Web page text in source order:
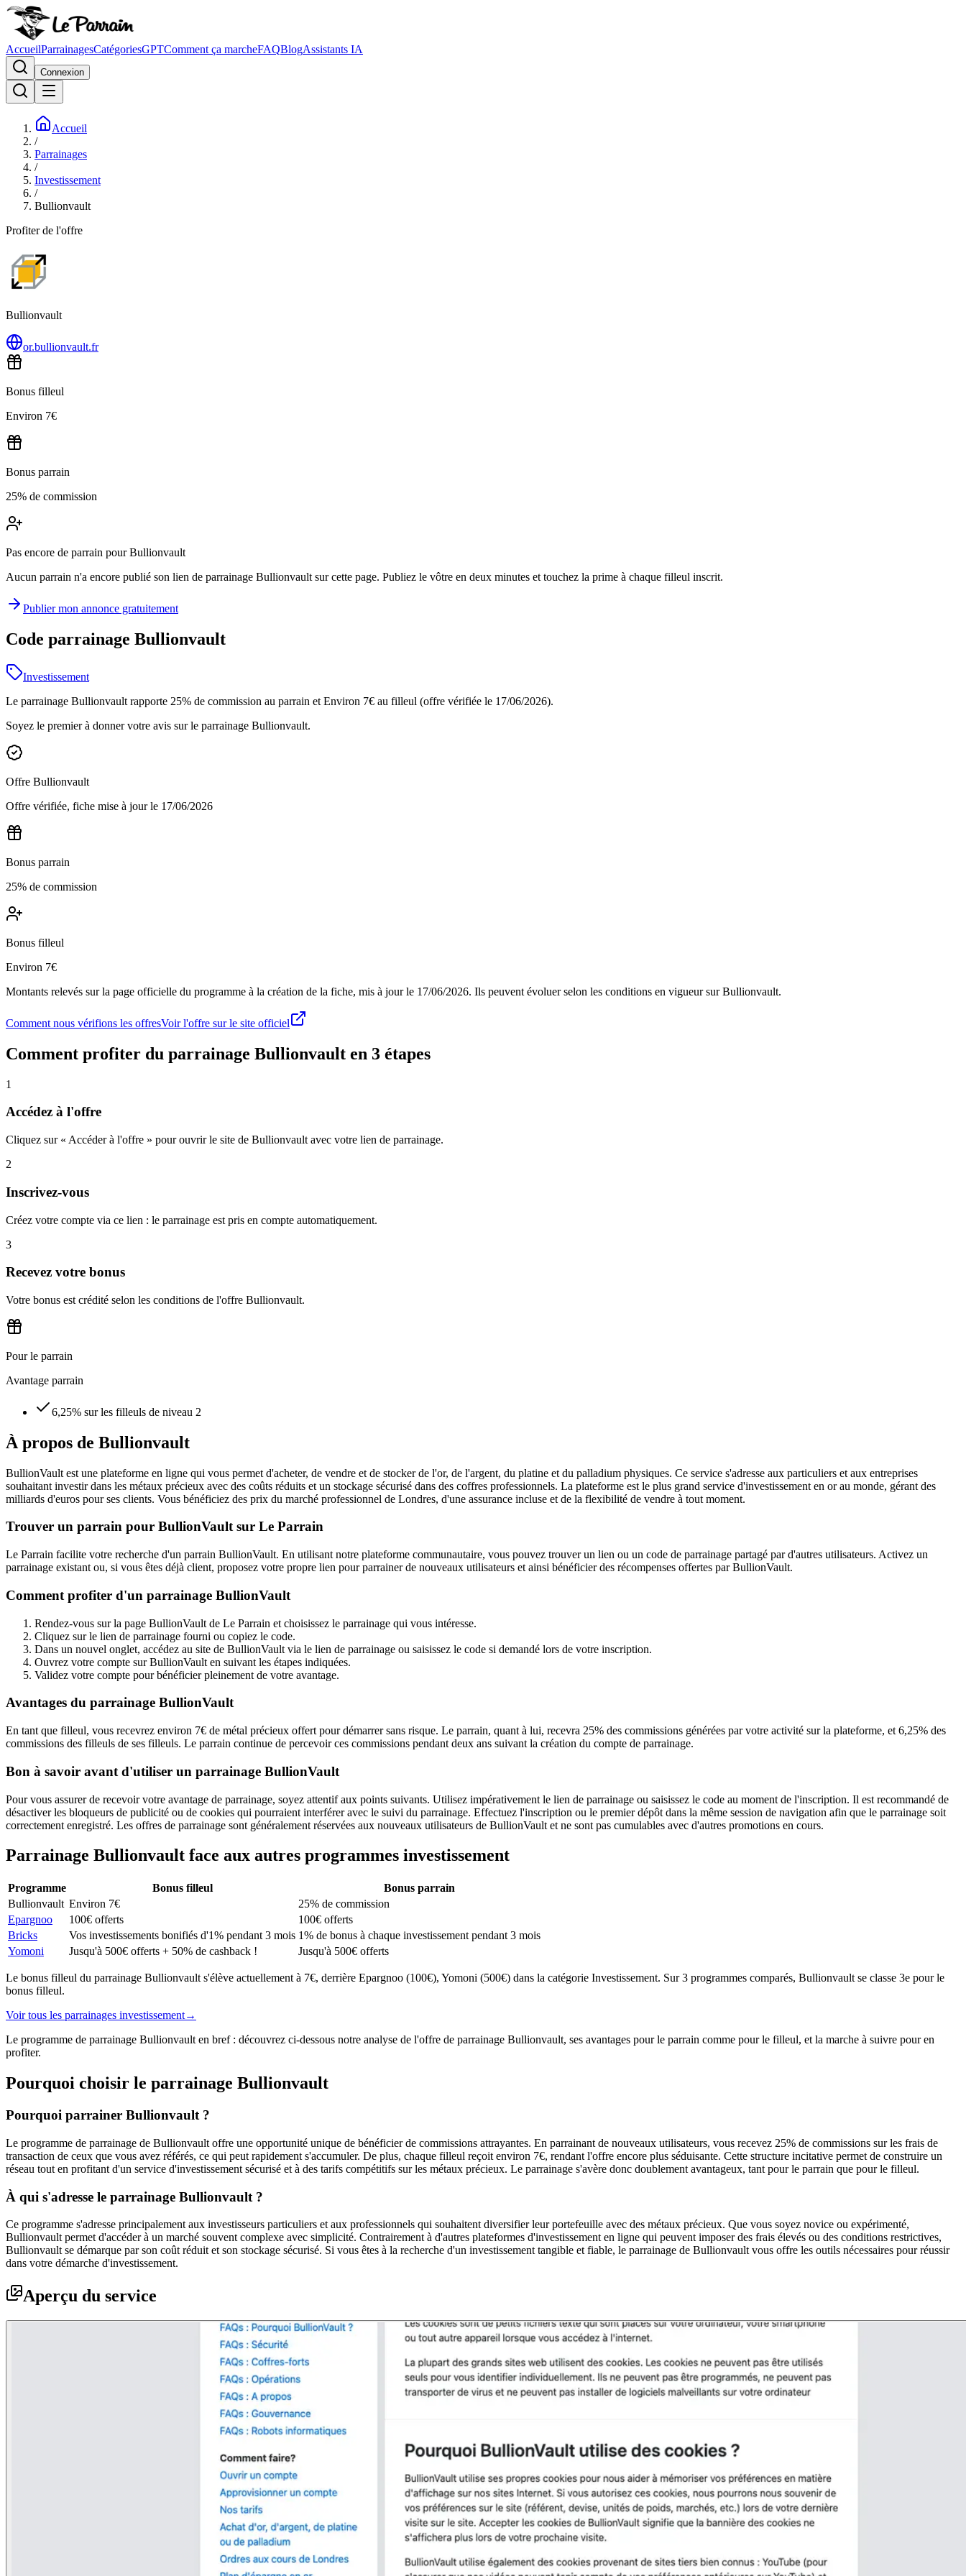
AccueilParrainagesCatégoriesGPTComment ça marcheFAQBlogAssistants IA
Connexion
Accueil
/
Parrainages
/
Investissement
/
Bullionvault
Profiter de l'offre
Bullionvault
or.bullionvault.fr
Bonus filleul
Environ 7€
Bonus parrain
25% de commission
Pas encore de parrain pour Bullionvault
Aucun parrain n'a encore publié son lien de parrainage Bullionvault sur cette page. Publiez le vôtre en deux minutes et touchez la prime à chaque filleul inscrit.
Publier mon annonce gratuitement
Code parrainage Bullionvault
Investissement
Le parrainage Bullionvault rapporte 25% de commission au parrain et Environ 7€ au filleul (offre vérifiée le 17/06/2026).
Soyez le premier à donner votre avis sur le parrainage Bullionvault.
Offre Bullionvault
Offre vérifiée, fiche mise à jour le 17/06/2026
Bonus parrain
25% de commission
Bonus filleul
Environ 7€
Montants relevés sur la page officielle du programme à la création de la fiche, mis à jour le 17/06/2026. Ils peuvent évoluer selon les conditions en vigueur surBullionvault.
Comment nous vérifions les offresVoir l'offre sur le site officiel
Comment profiter du parrainage Bullionvault en 3 étapes
1
Accédez à l'offre
Cliquez sur « Accéder à l'offre » pour ouvrir le site de Bullionvault avec votre lien de parrainage.
2
Inscrivez-vous
Créez votre compte via ce lien : le parrainage est pris en compte automatiquement.
3
Recevez votre bonus
Votre bonus est crédité selon les conditions de l'offre Bullionvault.
Pour le parrain
Avantage parrain
6,25% sur les filleuls de niveau 2
À propos de Bullionvault
BullionVault est une plateforme en ligne qui vous permet d'acheter, de vendre et de stocker de l'or, de l'argent, du platine et du palladium physiques. Ce service s'adresse aux particuliers et aux entreprises
souhaitant investir dans les métaux précieux avec des coûts réduits et un stockage sécurisé dans des coffres professionnels. La plateforme est le plus grand service d'investissement en or au monde, gérant des
milliards d'euros pour ses clients. Vous bénéficiez des prix du marché professionnel de Londres, d'une assurance incluse et de la flexibilité de vendre à tout moment.
Trouver un parrain pour BullionVault sur Le Parrain
Le Parrain facilite votre recherche d'un parrain BullionVault. En utilisant notre plateforme communautaire, vous pouvez trouver un lien ou un code de parrainage partagé par d'autres utilisateurs. Activez un
parrainage existant ou, si vous êtes déjà client, proposez votre propre lien pour parrainer de nouveaux utilisateurs et ainsi bénéficier des récompenses offertes par BullionVault.
Comment profiter d'un parrainage BullionVault
Rendez-vous sur la page BullionVault de Le Parrain et choisissez le parrainage qui vous intéresse.
Cliquez sur le lien de parrainage fourni ou copiez le code.
Dans un nouvel onglet, accédez au site de BullionVault via le lien de parrainage ou saisissez le code si demandé lors de votre inscription.
Ouvrez votre compte sur BullionVault en suivant les étapes indiquées.
Validez votre compte pour bénéficier pleinement de votre avantage.
Avantages du parrainage BullionVault
En tant que filleul, vous recevrez environ 7€ de métal précieux offert pour démarrer sans risque. Le parrain, quant à lui, recevra 25% des commissions générées par votre activité sur la plateforme, et 6,25% des
commissions des filleuls de ses filleuls. Le parrain continue de percevoir ces commissions pendant deux ans suivant la création du compte de parrainage.
Bon à savoir avant d'utiliser un parrainage BullionVault
Pour vous assurer de recevoir votre avantage de parrainage, soyez attentif aux points suivants. Utilisez impérativement le lien de parrainage ou saisissez le code au moment de l'inscription. Il est recommandé de
désactiver les bloqueurs de publicité ou de cookies qui pourraient interférer avec le suivi du parrainage. Effectuez l'inscription ou le premier dépôt dans la même session de navigation afin que le parrainage soit
correctement enregistré. Les offres de parrainage sont généralement réservées aux nouveaux utilisateurs de BullionVault et ne sont pas cumulables avec d'autres promotions en cours.
Parrainage Bullionvault face aux autres programmes investissement
Programme Bonus filleul
Bonus parrain
Bullionvault Environ 7€
25% de commission
Epargnoo
100€ offerts
100€ offerts
Bricks
Vos investissements bonifiés d'1% pendant 3 mois 1% de bonus à chaque investissement pendant 3 mois
Yomoni
Jusqu'à 500€ offerts + 50% de cashback ! Jusqu'à 500€ offerts
Le bonus filleul du parrainage Bullionvault s'élève actuellement à 7€, derrière Epargnoo (100€), Yomoni (500€) dans la catégorie Investissement. Sur 3 programmes comparés, Bullionvault se classe 3e pour le
bonus filleul.
Voir tous les parrainages investissement→
Le programme de parrainage Bullionvault en bref : découvrez ci-dessous notre analyse de l'offre de parrainage Bullionvault, ses avantages pour le parrain comme pour le filleul, et la marche à suivre pour en
profiter.
Pourquoi choisir le parrainage Bullionvault
Pourquoi parrainer Bullionvault ?
Le programme de parrainage de Bullionvault offre une opportunité unique de bénéficier de commissions attrayantes. En parrainant de nouveaux utilisateurs, vous recevez 25% de commissions sur les frais de
transaction de ceux que vous avez référés, ce qui peut rapidement s'accumuler. De plus, chaque filleul reçoit environ 7€, rendant l'offre encore plus séduisante. Cette structure incitative permet de construire un
réseau tout en profitant d'un service d'investissement sécurisé et à des tarifs compétitifs sur les métaux précieux. Le parrainage s'avère donc doublement avantageux, tant pour le parrain que pour le filleul.
À qui s'adresse le parrainage Bullionvault ?
Ce programme s'adresse principalement aux investisseurs particuliers et aux professionnels qui souhaitent diversifier leur portefeuille avec des métaux précieux. Que vous soyez novice ou expérimenté,
Bullionvault permet d'accéder à un marché souvent complexe avec simplicité. Contrairement à d'autres plateformes d'investissement en ligne qui peuvent imposer des frais élevés ou des conditions restrictives,
Bullionvault se démarque par son coût réduit et son stockage sécurisé. Si vous êtes à la recherche d'un investissement tangible et fiable, le parrainage de Bullionvault vous offre les outils nécessaires pour réussir
dans votre démarche d'investissement.
Aperçu du service